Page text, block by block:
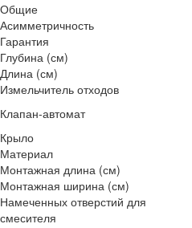
Общие
Асимметричность
Гарантия
Глубина (см)
Длина (см)
Измельчитель отходов
Клапан-автомат
Крыло
Материал
Монтажная длина (см)
Монтажная ширина (см)
Намеченных отверстий для
смесителя